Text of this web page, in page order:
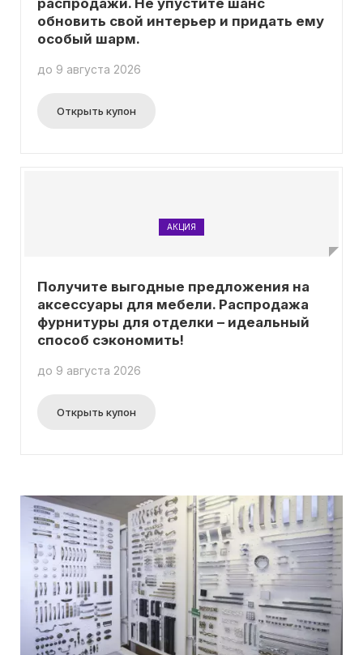
распродажи. Не упустите шанс
обновить свой интерьер и придать ему
особый шарм.
до 9 августа 2026
Открыть купон
АКЦИЯ
Получите выгодные предложения на
аксессуары для мебели. Распродажа
фурнитуры для отделки – идеальный
способ сэкономить!
до 9 августа 2026
Открыть купон